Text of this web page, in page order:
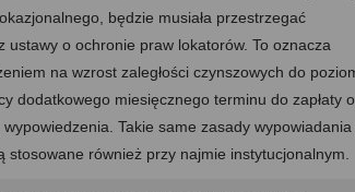
będzie musiała przestrzegać
o ochronie praw lokatorów. To oznacza
na wzrost zaległości czynszowych do
dodatkowego miesięcznego terminu do zapłaty
Takie same zasady
stosowane również przy najmie instytucjonalnym.